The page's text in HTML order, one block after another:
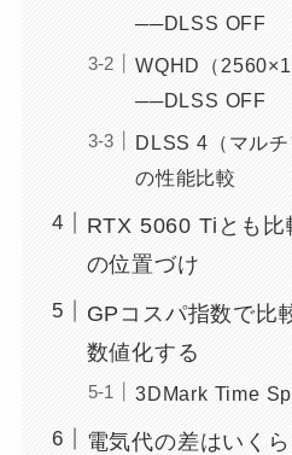
──DLSS OFF
WQHD（
──DLSS OFF
DLSS 4（マル
の性能比較
RTX 5060 Tiとも
の位置づけ
GPコスパ指数で比
数値化する
3DMark Time
電気代の差はいく